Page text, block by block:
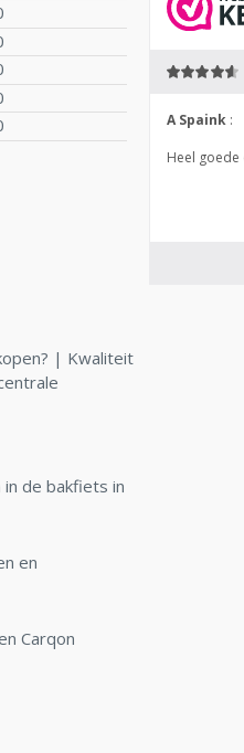
| Kwaliteit
de bakfiets in
en
Carqon